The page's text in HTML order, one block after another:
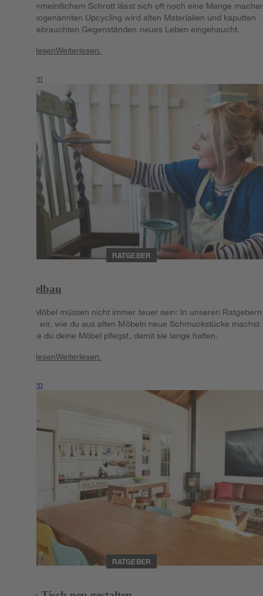
Aus vermeintlichem Schrott lässt sich oft noch eine Menge
Beim sogenannten Upcycling wird alten Materialien und kaputten
oder gebrauchten Gegenständen neues Leben eingehaucht.
WeiterlesenWeiterlesen.
Weiterlesen
RATGEBER
Möbelbau
Neue Möbel müssen nicht immer teuer sein: In unseren Ratgebern
zeigen wir, wie du aus alten Möbeln neue Schmuckstücke machst
und wie du deine Möbel pflegst, damit sie lange halten.
WeiterlesenWeiterlesen.
Weiterlesen
RATGEBER